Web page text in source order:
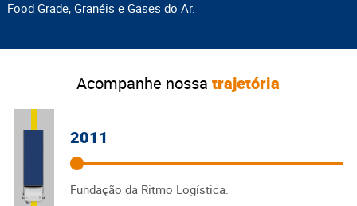
Food Grade, Granéis e Gases do Ar.
Acompanhe nossatrajetória
2011
Fundação da Ritmo Logística.